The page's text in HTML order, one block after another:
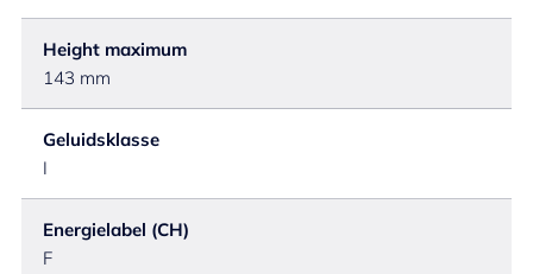
Height maximum
143 mm
Geluidsklasse
I
Energielabel (CH)
F